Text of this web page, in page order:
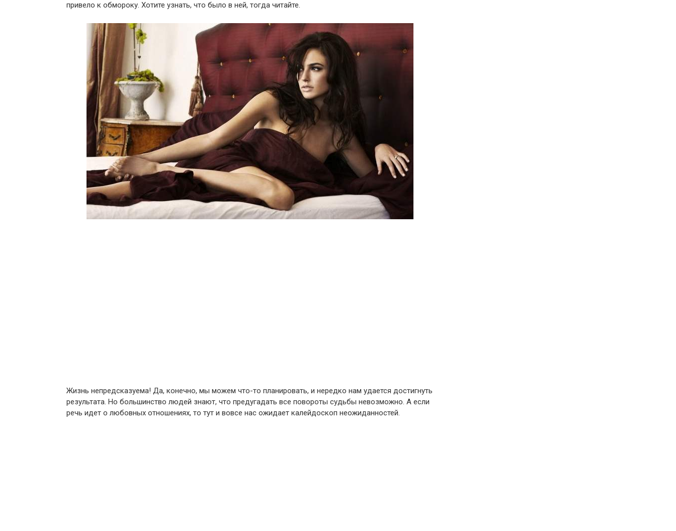
привело к обмороку. Хотите узнать, что было в ней, тогда читайте.
Жизнь непредсказуема! Да, конечно, мы можем что-то планировать, и нередко нам удается достигнуть
результата. Но большинство людей знают, что предугадать все повороты судьбы невозможно. А если
речь идет о любовных отношениях, то тут и вовсе нас ожидает калейдоскоп неожиданностей.